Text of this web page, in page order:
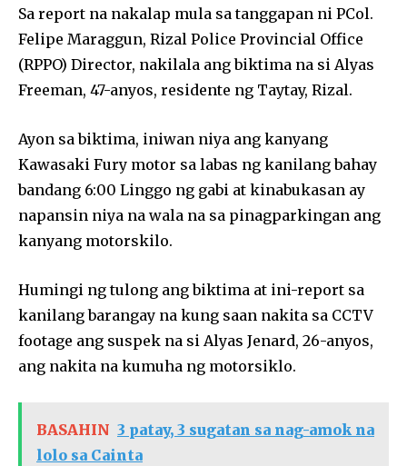
Sa report na nakalap mula sa tanggapan ni PCol.
Felipe Maraggun, Rizal Police Provincial Office
(RPPO) Director, nakilala ang biktima na si Alyas
Freeman, 47-anyos, residente ng Taytay, Rizal.
Ayon sa biktima, iniwan niya ang kanyang
Kawasaki Fury motor sa labas ng kanilang bahay
bandang 6:00 Linggo ng gabi at kinabukasan ay
napansin niya na wala na sa pinagparkingan ang
kanyang motorskilo.
Humingi ng tulong ang biktima at ini-report sa
kanilang barangay na kung saan nakita sa CCTV
footage ang suspek na si Alyas Jenard, 26-anyos,
ang nakita na kumuha ng motorsiklo.
BASAHIN 3 patay, 3 sugatan sa nag-amok na
lolo sa Cainta